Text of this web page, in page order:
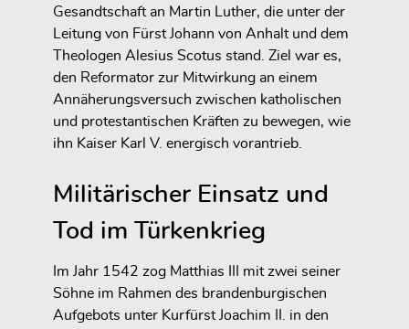
Gesandtschaft an Martin Luther, die unter der
Leitung von Fürst Johann von Anhalt und dem
Theologen Alesius Scotus stand. Ziel war es,
den Reformator zur Mitwirkung an einem
Annäherungsversuch zwischen katholischen
und protestantischen Kräften zu bewegen, wie
ihn Kaiser Karl V. energisch vorantrieb.
Militärischer Einsatz und
Tod im Türkenkrieg
Im Jahr 1542 zog Matthias III mit zwei seiner
Söhne im Rahmen des brandenburgischen
Aufgebots unter Kurfürst Joachim II. in den